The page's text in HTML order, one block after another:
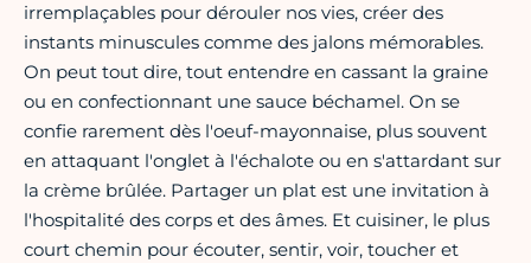
irremplaçables pour dérouler nos vies, créer des
instants minuscules comme des jalons mémorables.
On peut tout dire, tout entendre en cassant la graine
ou en confectionnant une sauce béchamel. On se
confie rarement dès l'oeuf-mayonnaise, plus souvent
en attaquant l'onglet à l'échalote ou en s'attardant sur
la crème brûlée. Partager un plat est une invitation à
l'hospitalité des corps et des âmes. Et cuisiner, le plus
court chemin pour écouter, sentir, voir, toucher et